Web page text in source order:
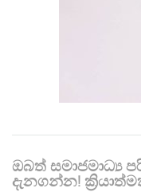
ඔබත් සමාජමාධ්‍ය
දැනගන්න!